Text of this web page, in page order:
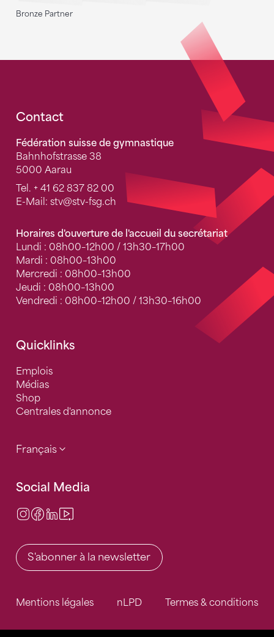
Bronze Partner
Fusszeile
Contact
Fédération suisse de gymnastique
Bahnhofstrasse 38
5000 Aarau
Tel. + 41 62 837 82 00
E-Mail: stv@stv-fsg.ch
Horaires d'ouverture de l'accueil du secrétariat
Lundi : 08h00–12h00 / 13h30–17h00
Mardi : 08h00–13h00
Mercredi : 08h00–13h00
Jeudi : 08h00–13h00
Vendredi : 08h00–12h00 / 13h30–16h00
Quicklinks
Emplois
Médias
Shop
Centrales d'annonce
Français
Social Media
Instagram
Facebook
LinkedIn
S'abonner à la newsletter
Mentions légales nLPD Termes & conditions